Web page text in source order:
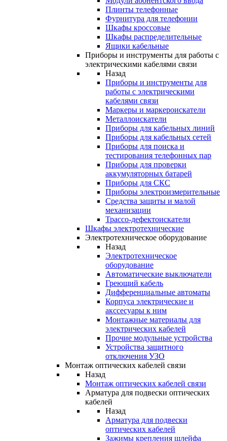
Плинты телефонные
Фурнитура для телефонии
Шкафы кроссовые
Шкафы распределительные
Ящики кабельные
Приборы и инструменты для работы с
электрическими кабелями связи
Назад
Приборы и инструменты для
работы с электрическими
кабелями связи
Маркеры и маркероискатели
Металлоискатели
Приборы для кабельных линий
Приборы для кабельных сетей
Приборы для поиска и
тестирования телефонных пар
Приборы для проверки
аккумуляторных батарей
Приборы для СКС
Приборы электроизмерительные
Средства защиты и малой
механизации
Трассо-дефектоискатели
Шкафы электротехнические
Электротехническое оборудование
Назад
Электротехническое
оборудование
Автоматические выключатели
Греющий кабель
Дифференциальные автоматы
Корпуса электрические и
акссесуары к ним
Монтажные материалы для
электрических кабелей
Прочие модульные устройства
Устройства защитного
отключения УЗО
Монтаж оптических кабелей связи
Назад
Монтаж оптических кабелей связи
Арматура для подвески оптических
кабелей
Назад
Арматура для подвески
оптических кабелей
Зажимы крепления шлейфа